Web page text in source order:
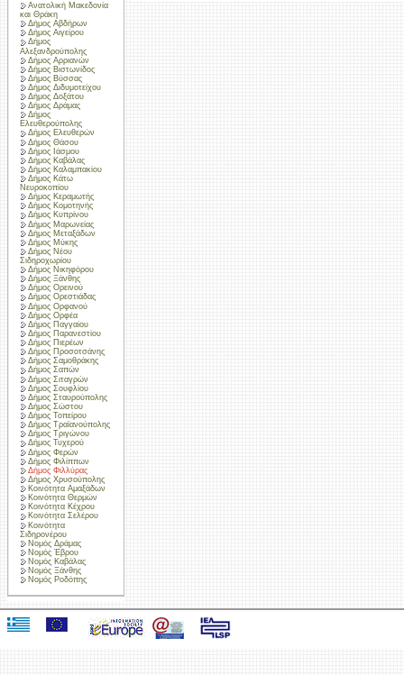
Ανατολική Μακεδονία
και Θράκη
Δήμος Αβδήρων
Δήμος Αιγείρου
Δήμος
Αλεξανδρούπολης
Δήμος Αρριανών
Δήμος Βιστωνίδος
Δήμος Βύσσας
Δήμος Διδυμοτείχου
Δήμος Δοξάτου
Δήμος Δράμας
Δήμος
Ελευθερούπολης
Δήμος Ελευθερών
Δήμος Θάσου
Δήμος Ιάσμου
Δήμος Καβάλας
Δήμος Καλαμπακίου
Δήμος Κάτω
Νευροκοπίου
Δήμος Κεραμωτής
Δήμος Κομοτηνής
Δήμος Κυπρίνου
Δήμος Μαρωνείας
Δήμος Μεταξάδων
Δήμος Μύκης
Δήμος Νέου
Σιδηροχωρίου
Δήμος Νικηφόρου
Δήμος Ξάνθης
Δήμος Ορεινού
Δήμος Ορεστιάδας
Δήμος Ορφανού
Δήμος Ορφέα
Δήμος Παγγαίου
Δήμος Παρανεστίου
Δήμος Πιερέων
Δήμος Προσοτσάνης
Δήμος Σαμοθράκης
Δήμος Σαπών
Δήμος Σιταγρών
Δήμος Σουφλίου
Δήμος Σταυρούπολης
Δήμος Σώστου
Δήμος Τοπείρου
Δήμος Τραϊανούπολης
Δήμος Τριγώνου
Δήμος Τυχερού
Δήμος Φερών
Δήμος Φιλίππων
Δήμος Φιλλύρας
Δήμος Χρυσούπολης
Κοινότητα Αμαξάδων
Κοινότητα Θερμών
Κοινότητα Κέχρου
Κοινότητα Σελέρου
Κοινότητα
Σιδηρονέρου
Νομός Δράμας
Νομός Έβρου
Νομός Καβάλας
Νομός Ξάνθης
Νομός Ροδόπης